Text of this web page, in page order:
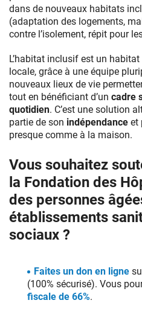
dans de nouveaux habitats
(adaptation des logements,
contre l’isolement, répit pour
L’habitat inclusif est un
locale, grâce à une équipe
nouveaux lieux de vie
tout en bénéficiant d’un cadre
quotidien. C’est une solution
partie de son indépendance et
presque comme à la maison.
Vous souhaitez
la Fondation des
des personnes
établissements
sociaux ?
Faites un don en ligne
(100% sécurisé). Vous
fiscale de 66%.